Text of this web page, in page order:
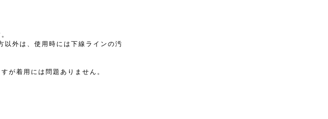
外は、使用時には下線ラインの汚
が着用には問題ありません。